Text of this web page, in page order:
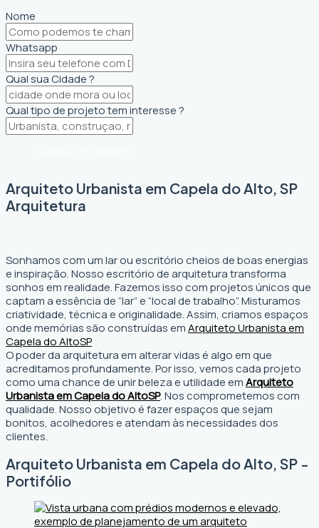
Nome
Whatsapp
Qual sua Cidade ?
Qual tipo de projeto tem interesse ?
Arquiteto Urbanista em Capela do Alto, SP
Arquitetura
Sonhamos com um lar ou escritório cheios de boas energias
e inspiração. Nosso escritório de arquitetura transforma
sonhos em realidade. Fazemos isso com projetos únicos que
captam a essência de “lar” e “local de trabalho”. Misturamos
criatividade, técnica e originalidade. Assim, criamos espaços
onde memórias são construídas emArquiteto Urbanista em
Capela do AltoSP
O poder da arquitetura em alterar vidas é algo em que
acreditamos profundamente. Por isso, vemos cada projeto
como uma chance de unir beleza e utilidade emArquiteto
Urbanista em Capela do AltoSP. Nos comprometemos com
qualidade. Nosso objetivo é fazer espaços que sejam
bonitos, acolhedores e atendam às necessidades dos
clientes.
Arquiteto Urbanista em Capela do Alto, SP -
Portifólio